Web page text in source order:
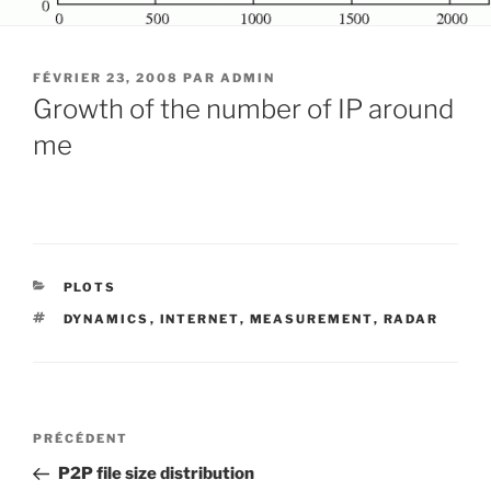
PUBLIÉ
LE
FÉVRIER 23, 2008 PAR ADMIN
Growth of the number of IP around
me
CATÉGORIES
PLOTS
ÉTIQUETTES
DYNAMICS , INTERNET, MEASUREMENT, RADAR
Navigation
Article
précédent
PRÉCÉDENT
P2P file size distribution